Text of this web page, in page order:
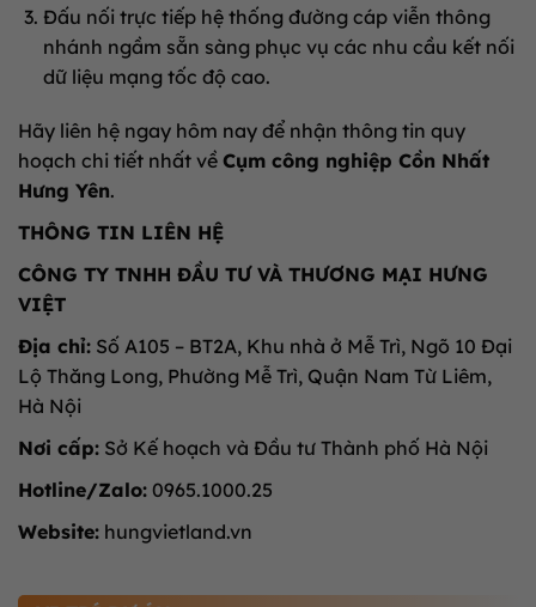
Đấu nối trực tiếp hệ thống đường cáp viễn thông
nhánh ngầm sẵn sàng phục vụ các nhu cầu kết nối
dữ liệu mạng tốc độ cao.
Hãy liên hệ ngay hôm nay để nhận thông tin quy
hoạch chi tiết nhất về Cụm công nghiệp Cồn Nhất
Hưng Yên.
THÔNG TIN LIÊN HỆ
CÔNG TY TNHH ĐẦU TƯ VÀ THƯƠNG MẠI HƯNG
VIỆT
Địa chỉ: Số A105 – BT2A, Khu nhà ở Mễ Trì, Ngõ 10 Đại
Lộ Thăng Long, Phường Mễ Trì, Quận Nam Từ Liêm,
Hà Nội
Nơi cấp: Sở Kế hoạch và Đầu tư Thành phố Hà Nội
Hotline/Zalo: 0965.1000.25
Website: hungvietland.vn